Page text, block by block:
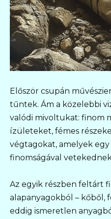
Először csupán
tűntek. Ám a közelebbi
valódi mivoltukat: finom
ízületeket, fémes
végtagokat, amelyek
finomságával
Az egyik részben feltárt
alapanyagokból – kőből,
eddig ismeretlen